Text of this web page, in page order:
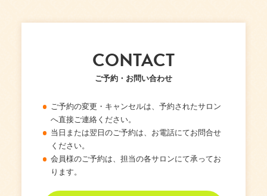
CONTACT
ご予約・お問い合わせ
ご予約の変更・キャンセルは、予約されたサロン
へ直接ご連絡ください。
当日または翌日のご予約は、お電話にてお問合せ
ください。
会員様のご予約は、担当の各サロンにて承ってお
ります。